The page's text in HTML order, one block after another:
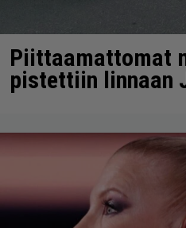
Piittaamattomat
pistettiin linnaan